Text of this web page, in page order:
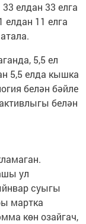
елдан 33 елга
елдан 11 елга
5,5 ел
5,5 елда кышка
белән бәйле
белән
ул
суыгы
мартка
көн озайгач,